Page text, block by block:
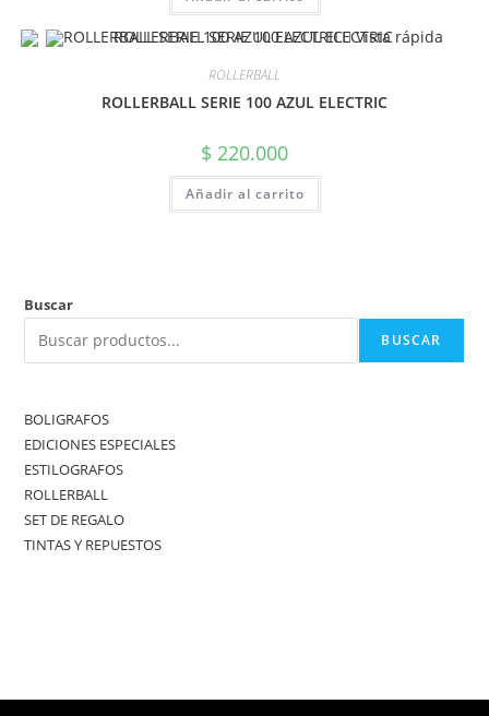
Vista rápida
ROLLERBALL
ROLLERBALL SERIE 100 AZUL ELECTRIC
$ 220.000
Añadir al carrito
Buscar
BUSCAR
BOLIGRAFOS
EDICIONES ESPECIALES
ESTILOGRAFOS
ROLLERBALL
SET DE REGALO
TINTAS Y REPUESTOS